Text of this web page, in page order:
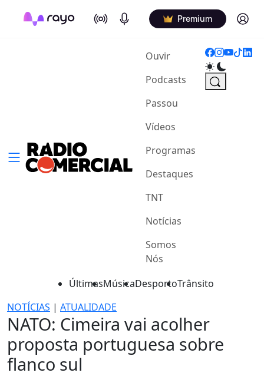
On Air Podcasts Premium Log in
Ouvir(current)
Podcasts
Passou
Vídeos
Programas
Destaques
TNT
Notícias
Somos
Nós
ÚltimasMúsicaDesportoTrânsito
NOTÍCIAS | ATUALIDADE
NATO: Cimeira vai acolher
proposta portuguesa sobre
flanco sul